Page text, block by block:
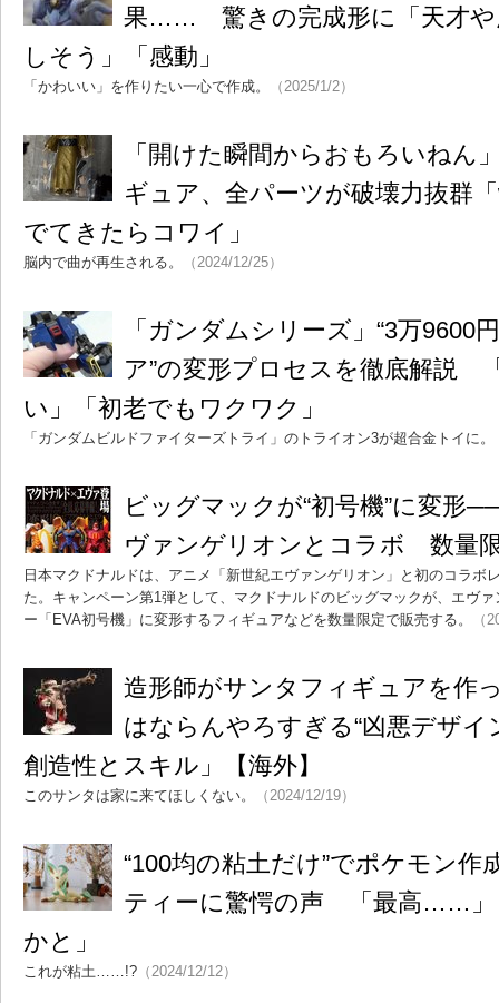
果…… 驚きの完成形に「天才や
しそう」「感動」
「かわいい」を作りたい一心で作成。 （2025/1/2）
「開けた瞬間からおもろいねん
ギュア、全パーツが破壊力抜群
でてきたらコワイ」
脳内で曲が再生される。 （2024/12/25）
「ガンダムシリーズ」“3万9600
ア”の変形プロセスを徹底解説
い」「初老でもワクワク」
「ガンダムビルドファイターズトライ」のトライオン3が超合金トイに。
ビッグマックが“初号機”に変形
ヴァンゲリオンとコラボ 数量
日本マクドナルドは、アニメ「新世紀エヴァンゲリオン」と初のコラボ
た。キャンペーン第1弾として、マクドナルドのビッグマックが、エヴ
ー「EVA初号機」に変形するフィギュアなどを数量限定で販売する。
（
造形師がサンタフィギュアを
はならんやろすぎる“凶悪デザイ
創造性とスキル」【海外】
このサンタは家に来てほしくない。 （2024/12/19）
“100均の粘土だけ”でポケモン
ティーに驚愕の声 「最高……」
かと」
これが粘土……!? （2024/12/12）